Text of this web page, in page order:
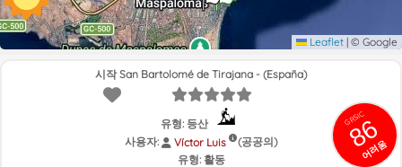
Leaflet | © Google
GRSIC
86
어려움
시작 San Bartolomé de Tirajana - (España)
유형: 등산
사용자:
Víctor Luis
(공공의)
유형: 활동